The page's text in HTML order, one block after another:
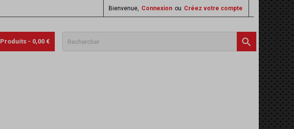
Bienvenue, Connexion ou Créez votre compte

Produits - 0,00 €